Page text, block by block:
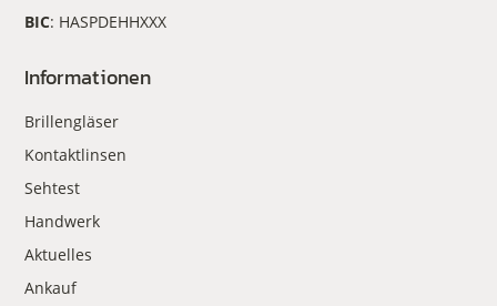
BIC: HASPDEHHXXX
Informationen
Brillengläser
Kontaktlinsen
Sehtest
Handwerk
Aktuelles
Ankauf